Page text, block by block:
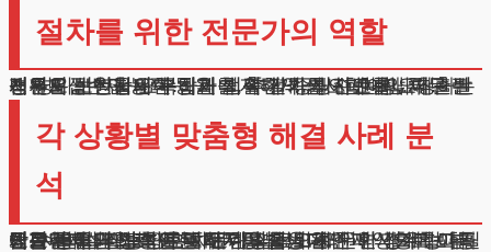
절차를 위한 전문가의 역할
전자지급수단 제한 해제를 위한 카카오페이압류 관련 개인회생 신청은 복잡한 법적 절차를 수반합니다.
법원은 신청자의 수입과 지출내역, 재산 현황, 채무 발생 경위, 변제 능력 등을 철저하게 심사합니다. 제출된 서류의 보완을 요구하거나, 추가 증빙자료를 요청하는 경우도 빈번합니다.
각 상황별 맞춤형 해결 사례 분
석
간편결제 제한과 같은 디지털 금융거래 제약으로 고통받는 분들의 상황은 매우 다양합니다.
의료비 부담으로 인한 채무, 실직으로 인한 생계형 부채, 사업 실패로 인한 채무 등 발생 원인과 상황에 따라 적절한 접근 방식이 달라져야 합니다.
예를 들어, 질병치료로 인한 의료비 채무의 경우 보험금 수령 여부와 향후 치료계획을 고려한 변제계획이 필요합니다.